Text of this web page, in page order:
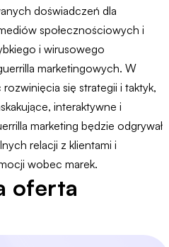
doświadczeń dla
społecznościowych i
i wirusowego
marketingowych. W
się strategii i taktyk,
interaktywne i
marketing będzie odgrywał
relacji z klientami i
wobec marek.
oferta